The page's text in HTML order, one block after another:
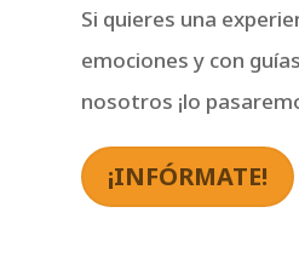
Si quieres una
emociones y con
nosotros ¡lo
¡INFÓRMATE!